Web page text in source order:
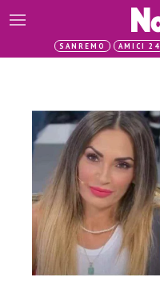
SANREMO AMICI 24